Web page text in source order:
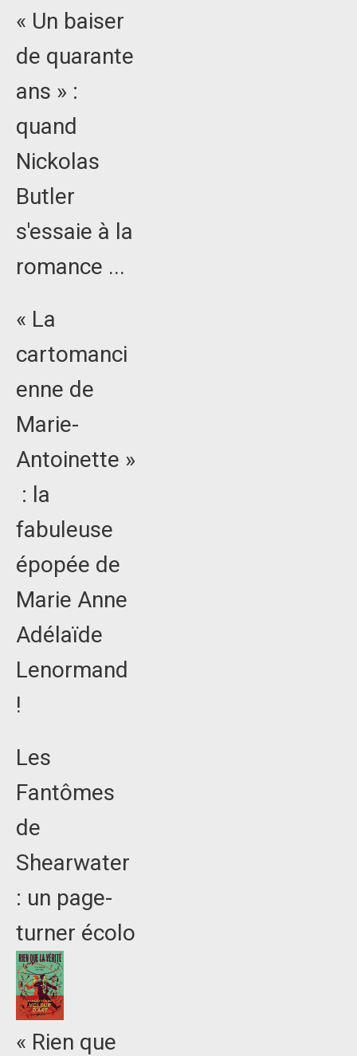
« Un baiser
de quarante
ans » :
quand
Nickolas
Butler
s'essaie à la
romance ...
« La
cartomanci
enne de
Marie-
Antoinette »
: la
fabuleuse
épopée de
Marie Anne
Adélaïde
Lenormand
!
Les
Fantômes
de
Shearwater
: un page-
turner écolo
« Rien que